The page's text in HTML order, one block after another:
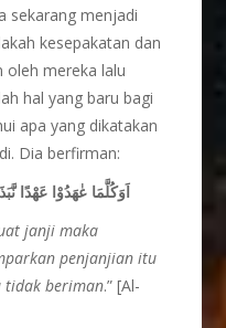
sekarang menjadi
kesepakatan dan
oleh mereka lalu
hal yang baru bagi
apa yang dikatakan
Dia berfirman:
اَوَكُلَّمَا عٰهَدُوْا عَهْدًا
janji maka
penjanjian itu
tidak beriman.” [Al-